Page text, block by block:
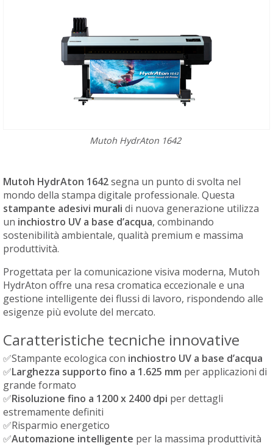
Mutoh HydrAton 1642
Mutoh HydrAton 1642segna un punto di svolta nel
mondo della stampa digitale professionale. Questa
stampante adesivi murali di nuova generazione utilizza
un inchiostro UV a base d’acqua, combinando
sostenibilità ambientale, qualità premium e massima
produttività.
Progettata per la comunicazione visiva moderna, Mutoh
HydrAton offre una resa cromatica eccezionale e una
gestione intelligente dei flussi di lavoro, rispondendo alle
esigenze più evolute del mercato.
Caratteristiche tecniche innovative
✅Stampante ecologica con inchiostro UV a base d’acqua
✅Larghezza supporto fino a 1.625 mm per applicazioni di
grande formato
✅Risoluzione fino a 1200 x 2400 dpi per dettagli
estremamente definiti
✅Risparmio energetico
✅Automazione intelligente per la massima produttività